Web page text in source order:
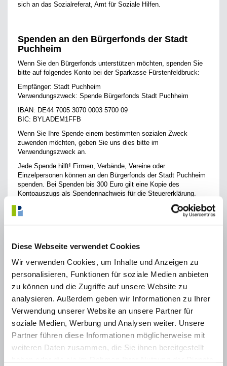
Diese Webseite verwendet Cookies
Wir verwenden Cookies, um Inhalte und Anzeigen zu
personalisieren, Funktionen für soziale Medien anbieten
zu können und die Zugriffe auf unsere Website zu
analysieren. Außerdem geben wir Informationen zu Ihrer
Verwendung unserer Website an unsere Partner für
soziale Medien, Werbung und Analysen weiter. Unsere
Partner führen diese Informationen möglicherweise mit
weiteren Daten zusammen, die Sie ihnen bereitgestellt
sich an das Sozialreferat, Amt für Soziale Hilfen.
Spenden an den Bürgerfonds der Stadt
Puchheim
Wenn Sie den Bürgerfonds unterstützen möchten, spenden Sie
bitte auf folgendes Konto bei der Sparkasse Fürstenfeldbruck:
Empfänger: Stadt Puchheim
Verwendungszweck: Spende Bürgerfonds Stadt Puchheim
IBAN: DE44 7005 3070 0003 5700 09
BIC: BYLADEM1FFB
Wenn Sie Ihre Spende einem bestimmten sozialen Zweck
zuwenden möchten, geben Sie uns dies bitte im
Verwendungszweck an.
Jede Spende hilft! Firmen, Verbände, Vereine oder
Einzelpersonen können an den Bürgerfonds der Stadt Puchheim
spenden. Bei Spenden bis 300 Euro gilt eine Kopie des
Kontoauszugs als Spendennachweis für die Steuererklärung.
Zuwendungsbescheinigungen für das Finanzamt ab 300 Euro
werden unaufgefordert im Folgejahr versendet.
In welchen Notsituationen hilft der
Hin und wieder ändert sich das Leben unerwartet und
unverschuldet. Ob durch eine schwere Krankheit, plötzliche
Trennung oder besondere Schicksalsschläge. Medikamente sind
für einen Rentner nicht zahlbar, da seine Altersrente knapp über
der Grundsicherung liegt und doch zu niedrig ist. Kinder leben bei
ihren Großeltern und die Bearbeitungszeit der Sozialhilfeanträge
dauert an, aber sie wachsen so schnell: Neue Kleidung wird
benötigt. All diese und andere Einzelfälle werden von uns
koordiniert und gewissenhaft geprüft. *